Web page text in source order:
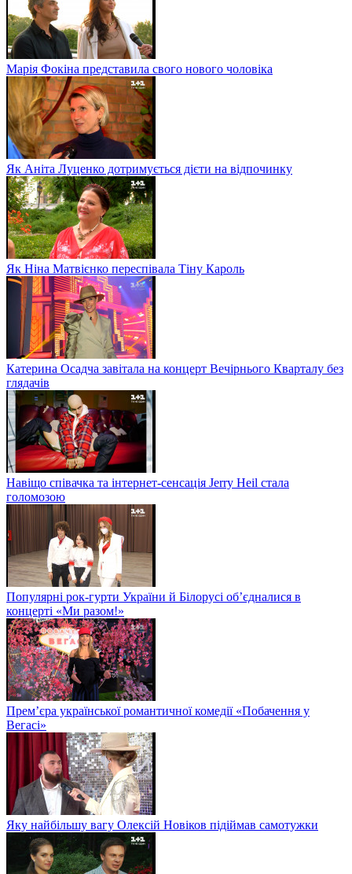
Марія Фокіна представила свого нового чоловіка
Як Аніта Луценко дотримується дієти на відпочинку
Як Ніна Матвієнко переспівала Тіну Кароль
Катерина Осадча завітала на концерт Вечірнього Кварталу без
глядачів
Навіщо співачка та інтернет-сенсація Jerry Heil стала
голомозою
Популярні рок-гурти України й Білорусі об’єдналися в
концерті «Ми разом!»
Прем’єра української романтичної комедії «Побачення у
Вегасі»
Яку найбільшу вагу Олексій Новіков підіймав самотужки